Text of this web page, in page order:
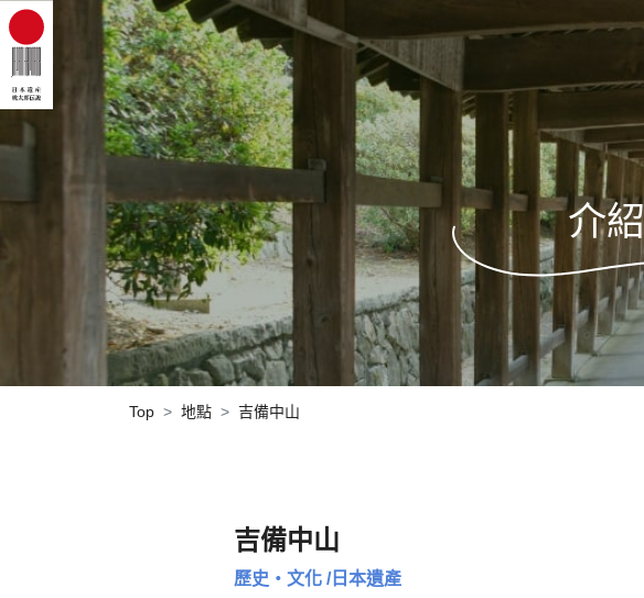
介
Top 地點 吉備中山
吉備中山
歷史・文化 /日本遺產